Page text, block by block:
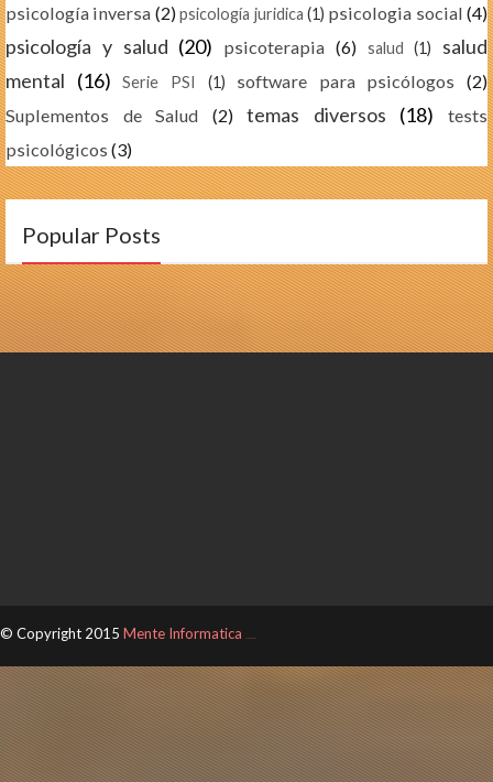
psicología inversa (2)psicología juridica (1) psicologia social (4)
psicología y salud (20) psicoterapia (6) salud (1)
salud
mental (16) Serie PSI (1) software para psicólogos
(2)
Suplementos de Salud
(2) temas diversos (18)
tests
psicológicos (3)
Popular Posts
© Copyright 2015 Mente Informatica